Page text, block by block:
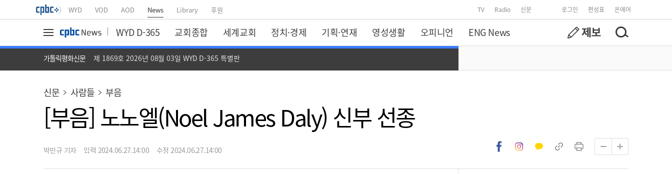
WYD VOD AOD News Library 후원 TV Radio 신문 로그인 편성표 온에어
WYD D-365 교회종합 세계교회 정치·경제 기획·연재 영성생활 오피니언 ENG News
가톨릭평화신문 제 1869호 2026년 08월 03일 WYD D-365 특별판
신문 사람들 부음
[부음] 노노엘(Noel James Daly) 신부 선종
박민규 기자 입력 2024.06.27.14:00 수정 2024.06.27.14:00